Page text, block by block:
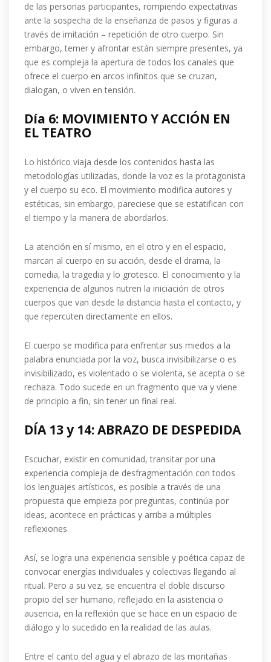
de las personas participantes, rompiendo expectativas
ante la sospecha de la enseñanza de pasos y figuras a
través de imitación – repetición de otro cuerpo. Sin
embargo, temer y afrontar están siempre presentes, ya
que es compleja la apertura de todos los canales que
ofrece el cuerpo en arcos infinitos que se cruzan,
dialogan, o viven en tensión.
Día 6: MOVIMIENTO Y ACCIÓN EN
EL TEATRO
Lo histórico viaja desde los contenidos hasta las
metodologías utilizadas, donde la voz es la protagonista
y el cuerpo su eco. El movimiento modifica autores y
estéticas, sin embargo, pareciese que se estatifican con
el tiempo y la manera de abordarlos.
La atención en sí mismo, en el otro y en el espacio,
marcan al cuerpo en su acción, desde el drama, la
comedia, la tragedia y lo grotesco. El conocimiento y la
experiencia de algunos nutren la iniciación de otros
cuerpos que van desde la distancia hasta el contacto, y
que repercuten directamente en ellos.
El cuerpo se modifica para enfrentar sus miedos a la
palabra enunciada por la voz, busca invisibilizarse o es
invisibilizado, es violentado o se violenta, se acepta o se
rechaza. Todo sucede en un fragmento que va y viene
de principio a fin, sin tener un final real.
DÍA 13 y 14: ABRAZO DE DESPEDIDA
Escuchar, existir en comunidad, transitar por una
experiencia compleja de desfragmentación con todos
los lenguajes artísticos, es posible a través de una
propuesta que empieza por preguntas, continúa por
ideas, acontece en prácticas y arriba a múltiples
reflexiones.
Así, se logra una experiencia sensible y poética capaz de
convocar energías individuales y colectivas llegando al
ritual. Pero a su vez, se encuentra el doble discurso
propio del ser humano, reflejado en la asistencia o
ausencia, en la reflexión que se hace en un espacio de
diálogo y lo sucedido en la realidad de las aulas.
Entre el canto del agua y el abrazo de las montañas